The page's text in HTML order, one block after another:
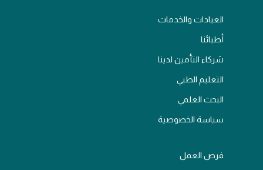
العيادات والخدمات
أطبائنا
شركاء التأمين لدينا
التعليم الطبي
البحث العلمي
سياسة الخصوصية
فرص العمل